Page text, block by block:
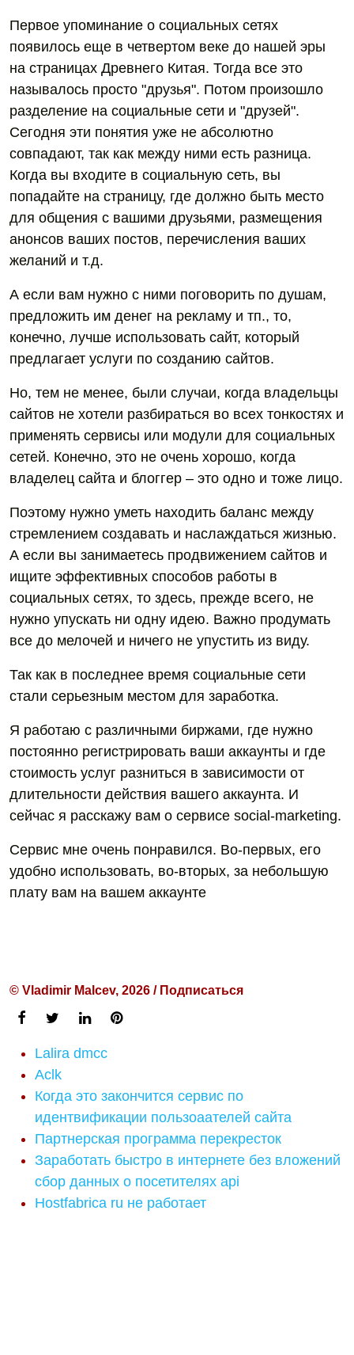
Первое упоминание о социальных сетях
появилось еще в четвертом веке до нашей эры
на страницах Древнего Китая. Тогда все это
называлось просто "друзья". Потом произошло
разделение на социальные сети и "друзей".
Сегодня эти понятия уже не абсолютно
совпадают, так как между ними есть разница.
Когда вы входите в социальную сеть, вы
попадайте на страницу, где должно быть место
для общения с вашими друзьями, размещения
анонсов ваших постов, перечисления ваших
желаний и т.д.
А если вам нужно с ними поговорить по душам,
предложить им денег на рекламу и тп., то,
конечно, лучше использовать сайт, который
предлагает услуги по созданию сайтов.
Но, тем не менее, были случаи, когда владельцы
сайтов не хотели разбираться во всех тонкостях и
применять сервисы или модули для социальных
сетей. Конечно, это не очень хорошо, когда
владелец сайта и блоггер – это одно и тоже лицо.
Поэтому нужно уметь находить баланс между
стремлением создавать и наслаждаться жизнью.
А если вы занимаетесь продвижением сайтов и
ищите эффективных способов работы в
социальных сетях, то здесь, прежде всего, не
нужно упускать ни одну идею. Важно продумать
все до мелочей и ничего не упустить из виду.
Так как в последнее время социальные сети
стали серьезным местом для заработка.
Я работаю с различными биржами, где нужно
постоянно регистрировать ваши аккаунты и где
стоимость услуг разниться в зависимости от
длительности действия вашего аккаунта. И
сейчас я расскажу вам о сервисе social-marketing.
Сервис мне очень понравился. Во-первых, его
удобно использовать, во-вторых, за небольшую
плату вам на вашем аккаунте
© Vladimir Malcev, 2026 / Подписаться
Lalira dmcc
Aclk
Когда это закончится сервис по
идентвификации пользоаателей сайта
Партнерская программа перекресток
Заработать быстро в интернете без вложений
сбор данных о посетителях api
Hostfabrica ru не работает